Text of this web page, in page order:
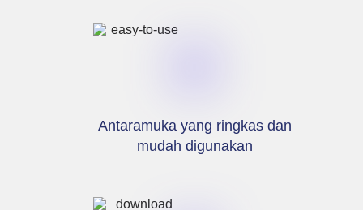
Antaramuka yang ringkas dan
mudah digunakan